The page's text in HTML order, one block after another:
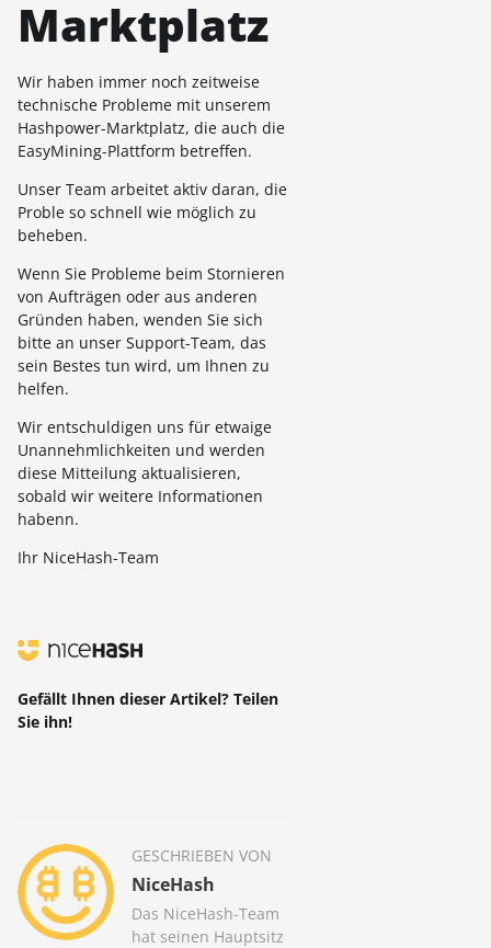
Marktplatz
Wir haben immer noch zeitweise
technische Probleme mit unserem
Hashpower-Marktplatz, die auch die
EasyMining-Plattform betreffen.
Unser Team arbeitet aktiv daran, die
Proble so schnell wie möglich zu
beheben.
Wenn Sie Probleme beim Stornieren
von Aufträgen oder aus anderen
Gründen haben, wenden Sie sich
bitte an unser Support-Team, das
sein Bestes tun wird, um Ihnen zu
helfen.
Wir entschuldigen uns für etwaige
Unannehmlichkeiten und werden
diese Mitteilung aktualisieren,
sobald wir weitere Informationen
habenn.
Ihr NiceHash-Team
Gefällt Ihnen dieser Artikel? Teilen
Sie ihn!
GESCHRIEBEN VON
NiceHash
Das NiceHash-Team
hat seinen Hauptsitz